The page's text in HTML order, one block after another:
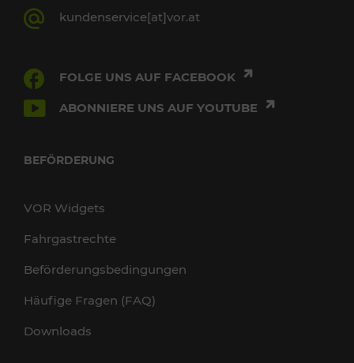
kundenservice[at]vor.at
FOLGE UNS AUF FACEBOOK
ABONNIERE UNS AUF YOUTUBE
BEFÖRDERUNG
VOR Widgets
Fahrgastrechte
Beförderungsbedingungen
Häufige Fragen (FAQ)
Downloads